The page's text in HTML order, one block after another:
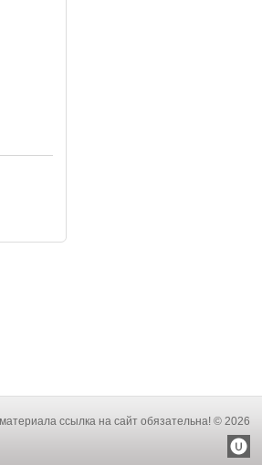
ссылка на сайт обязательна! © 2026